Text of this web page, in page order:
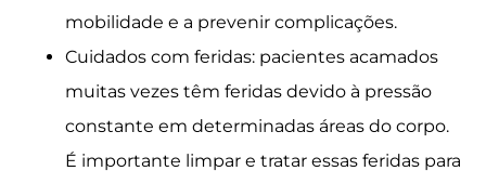
mobilidade e a prevenir complicações.
Cuidados com feridas: pacientes acamados
muitas vezes têm feridas devido à pressão
constante em determinadas áreas do corpo.
É importante limpar e tratar essas feridas para